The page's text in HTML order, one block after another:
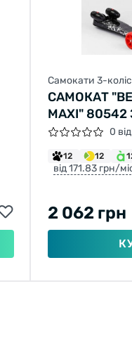
Самокати 3-
САМОКАТ
MAXI" 80542
ДИМ,
0
12 12
від 171.83 грн/
2 062 грн